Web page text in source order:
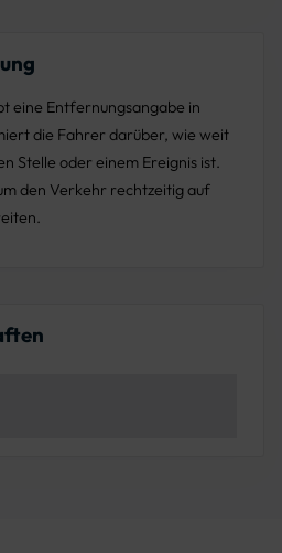
eine Entfernungsangabe in
die Fahrer darüber, wie weit
Stelle oder einem Ereignis ist.
den Verkehr rechtzeitig auf